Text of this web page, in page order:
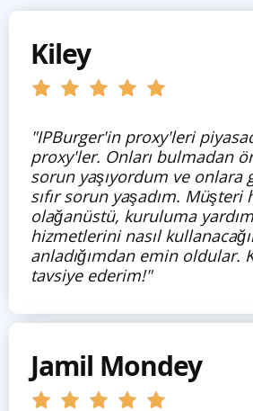
Kiley
"IPBurger'in proxy'leri
proxy'ler. Onları bulmadan
sorun yaşıyordum ve onlara
sıfır sorun yaşadım.
olağanüstü, kuruluma
hizmetlerini nasıl
anladığımdan emin oldular.
tavsiye ederim!"
Jamil Mondey